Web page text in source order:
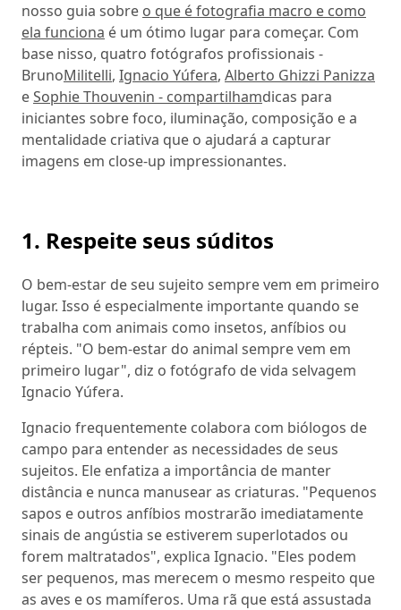
nosso guia sobre o que é fotografia macro e como
ela funciona é um ótimo lugar para começar. Com
base nisso, quatro fotógrafos profissionais -
BrunoMilitelli, Ignacio Yúfera, Alberto Ghizzi Panizza
eSophie Thouvenin - compartilhamdicas para
iniciantes sobre foco, iluminação, composição e a
mentalidade criativa que o ajudará a capturar
imagens em close-up impressionantes.
1. Respeite seus súditos
O bem-estar de seu sujeito sempre vem em primeiro
lugar. Isso é especialmente importante quando se
trabalha com animais como insetos, anfíbios ou
répteis. "O bem-estar do animal sempre vem em
primeiro lugar", diz o fotógrafo de vida selvagem
Ignacio Yúfera.
Ignacio frequentemente colabora com biólogos de
campo para entender as necessidades de seus
sujeitos. Ele enfatiza a importância de manter
distância e nunca manusear as criaturas. "Pequenos
sapos e outros anfíbios mostrarão imediatamente
sinais de angústia se estiverem superlotados ou
forem maltratados", explica Ignacio. "Eles podem
ser pequenos, mas merecem o mesmo respeito que
as aves e os mamíferos. Uma rã que está assustada